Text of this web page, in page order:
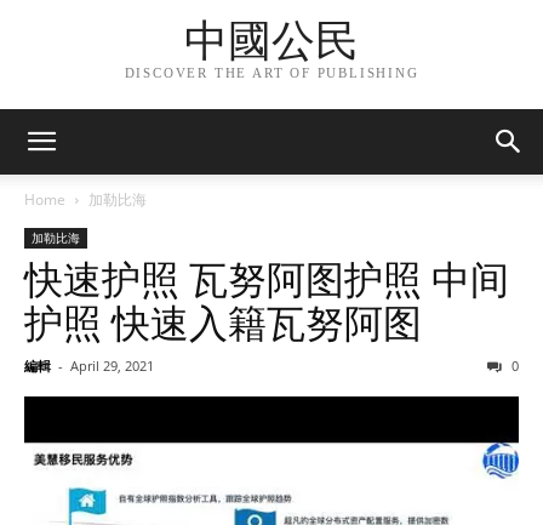
中國公民
DISCOVER THE ART OF PUBLISHING
Home 加勒比海
加勒比海
快速护照 瓦努阿图护照 中间
护照 快速入籍瓦努阿图
編輯 - April 29, 2021 0